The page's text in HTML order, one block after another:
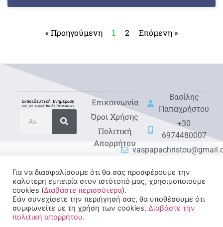
« Προηγούμενη 1 2 Επόμενη »
Eπικοινωνία
Όροι Χρήσης
Πολιτική
Απορρήτου
Βασίλης
Παπαχρήστου
+30
6974480007
© 2022-2025 All rights
Για να διασφαλίσουμε ότι θα σας προσφέρουμε την
καλύτερη εμπειρία στον ιστότοπό μας, χρησιμοποιούμε
cookies (Διαβάστε περισσότερα).
Εάν συνεχίσετε την περιήγησή σας, θα υποθέσουμε ότι
συμφωνείτε με τη χρήση των cookies. Διαβάστε την
πολιτική απορρήτου.